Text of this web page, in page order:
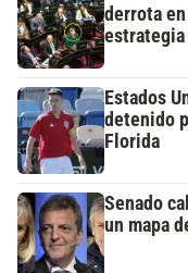
derrota
estrategia
Estados
detenido
Florida
Senado
un mapa